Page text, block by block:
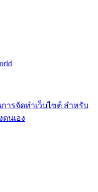
ารจัดทำเว็บไซต์ สำหรับ
ตนเอง